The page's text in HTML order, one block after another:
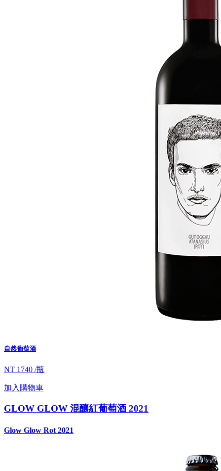
自然葡萄酒
NT 1740 /瓶
加入購物車
GLOW GLOW 混釀紅葡萄酒 2021
Glow Glow Rot 2021